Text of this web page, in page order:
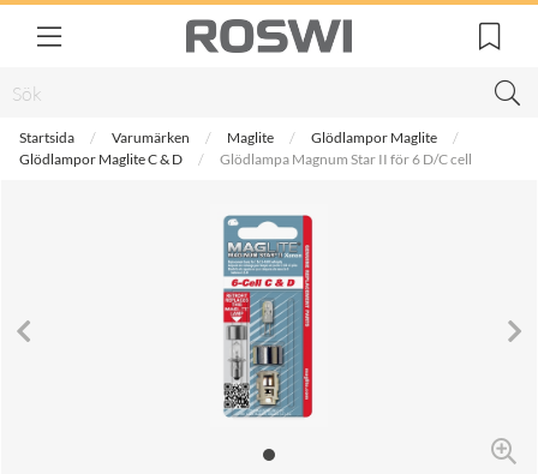
Startsida Varumärken Maglite
Glödlampor Maglite
Glödlampor Maglite C & D
Glödlampa Magnum Star II för 6 D/C cell